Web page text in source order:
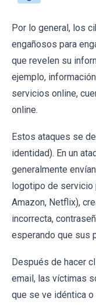
Por lo general, los
engañosos para
que revelen su
ejemplo,
servicios online,
online.
Estos ataques se
identidad). En un
generalmente
logotipo de
Amazon, Netflix),
incorrecta,
esperando que sus
Después de hacer
email, las víctimas
que se ve idéntica